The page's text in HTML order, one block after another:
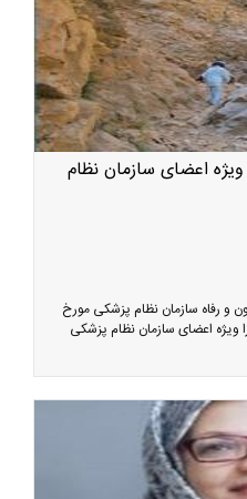
اعضای سازمان نظام
و رفاه سازمان نظام پزشکی مورخ
را ویژه اعضای سازمان نظام پزشکی